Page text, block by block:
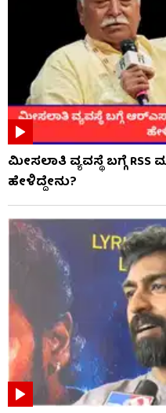
ಮೀಸಲಾತಿ ವ್ಯವಸ್ಥೆ ಬಗ್ಗೆ
ಹೇಳಿದ್ದೇನು?